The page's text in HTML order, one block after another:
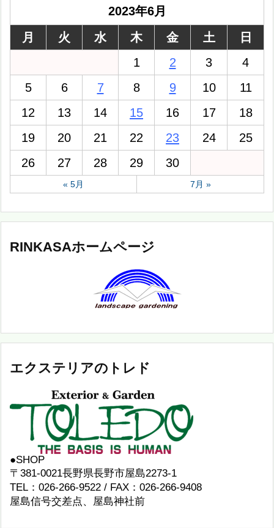
2023年6月
月
火 水 木 金 土
日
1
2 3
4
5
6 7 8 9 10
11
12
13 14 15 16 17
18
19
20 21 22 23 24
25
26
27 28 29 30
« 5月 7月 »
RINKASAホームページ
エクステリアのトレド
●SHOP
〒381-0021長野県長野市屋島2273-1
TEL：026-266-9522 / FAX：026-266-9408
屋島信号交差点、屋島神社前